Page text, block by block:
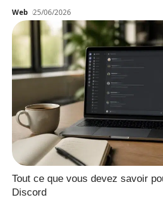
Web 25/06/2026
Tout ce que vous devez savoir
Discord